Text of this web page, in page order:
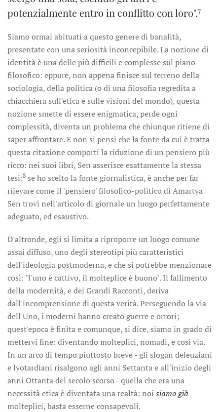
potenzialmente entro in conflitto con loro".7
Siamo ormai abituati a questo genere di banalità,
presentate con una seriosità inconcepibile. La nozione di
identità è una delle più difficili e complesse sul piano
filosofico: eppure, non appena finisce sul terreno della
sociologia, della politica (o di una filosofia regredita a
chiacchiera sull'etica e sulle visioni del mondo), questa
nozione smette di essere enigmatica, perde ogni
complessità, diventa un problema che chiunque ritiene di
saper affrontare. E non si pensi che la fonte da cui è tratta
questa citazione comporti la riduzione di un pensiero più
ricco: nei suoi libri, Sen asserisce esattamente la stessa
tesi;8 se ho scelto la fonte giornalistica, è anche per far
rilevare come il 'pensiero' filosofico-politico di Amartya
Sen trovi nell'articolo di giornale un luogo perfettamente
adeguato, ed esaustivo.
D'altronde, egli si limita a riproporre un luogo comune
assai diffuso, uno degli stereotipi più caratteristici
dell'ideologia postmoderna, e che si potrebbe menzionare
così: "l'uno è cattivo, il molteplice è buono". Il fallimento
della modernità, e dei Grandi Racconti, deriva
dall'incomprensione di questa verità. Perseguendo la via
dell'Uno, i moderni hanno creato guerre e orrori;
quest'epoca è finita e comunque, si dice, siamo in grado di
mettervi fine: diventando molteplici, nomadi, e così via.
In un arco di tempo piuttosto breve - gli slogan deleuziani
e lyotardiani risalgono agli anni Settanta e all'inizio degli
anni Ottanta del secolo scorso - quella che era una
necessità etica è diventata una realtà: noi siamo già
molteplici, basta esserne consapevoli.